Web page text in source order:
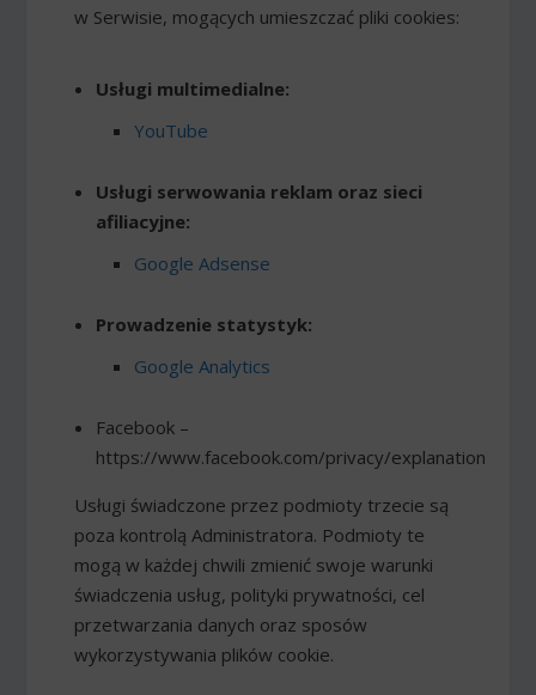
w Serwisie, mogących umieszczać pliki cookies:
Usługi multimedialne:
YouTube
Usługi serwowania reklam oraz sieci
afiliacyjne:
Google Adsense
Prowadzenie statystyk:
Google Analytics
Facebook –
https://www.facebook.com/privacy/explanation
Usługi świadczone przez podmioty trzecie są
poza kontrolą Administratora. Podmioty te
mogą w każdej chwili zmienić swoje warunki
świadczenia usług, polityki prywatności, cel
przetwarzania danych oraz sposów
wykorzystywania plików cookie.